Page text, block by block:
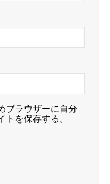
ブラウザーに自分
トを保存する。